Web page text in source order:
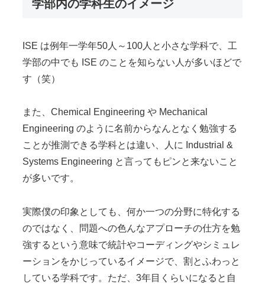
学部内の学科生のイメージ
ISE は例年一学年50人～100人と小さな学科で、工
学部の中でも ISE のことを知らない人が多いほどで
す（笑）
また、Chemical Engineering や Mechanical
Engineering のように名前からなんとなく勉強する
ことが推測できる学科とは違い、人に Industrial &
Systems Engineering と言ってもピンと来ないこと
が多いです。
実際僕の印象としても、何か一つの分野に特化する
のではなく、問題への色んなアプローチの仕方を勉
強するという意味で統計やコーディングやシミュレ
ーションをかじっているイメージで、割とふわっと
している学科です。ただ、3年目くらいになると自